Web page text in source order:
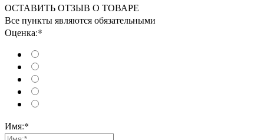
ОСТАВИТЬ ОТЗЫВ О ТОВАРЕ
Все пункты являются обязательными
Оценка:*
Имя:*